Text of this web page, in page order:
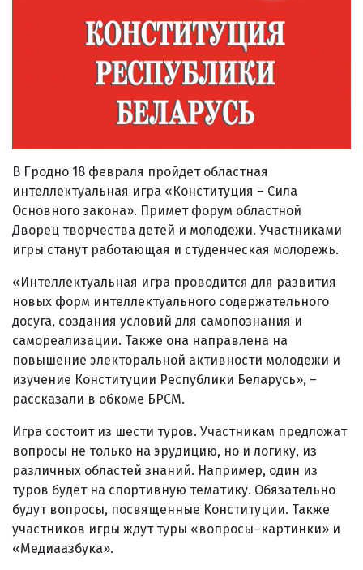
В Гродно 18 февраля пройдет областная
интеллектуальная игра «Конституция – Сила
Основного закона». Примет форум областной
Дворец творчества детей и молодежи. Участниками
игры станут работающая и студенческая молодежь.
«Интеллектуальная игра проводится для развития
новых форм интеллектуального содержательного
досуга, создания условий для самопознания и
самореализации. Также она направлена на
повышение электоральной активности молодежи и
изучение Конституции Республики Беларусь», –
рассказали в обкоме БРСМ.
Игра состоит из шести туров. Участникам предложат
вопросы не только на эрудицию, но и логику, из
различных областей знаний. Например, один из
туров будет на спортивную тематику. Обязательно
будут вопросы, посвященные Конституции. Также
участников игры ждут туры «вопросы–картинки» и
«Медиаазбука».